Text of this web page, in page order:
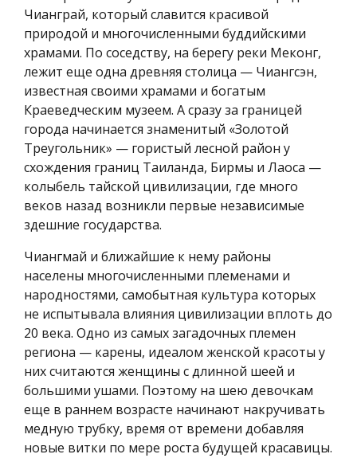
Чианграй, который славится красивой
природой и многочисленными буддийскими
храмами. По соседству, на берегу реки Меконг,
лежит еще одна древняя столица — Чиангсэн,
известная своими храмами и богатым
Краеведческим музеем. А сразу за границей
города начинается знаменитый «Золотой
Треугольник» — гористый лесной район у
схождения границ Таиланда, Бирмы и Лаоса —
колыбель тайской цивилизации, где много
веков назад возникли первые независимые
здешние государства.
Чиангмай и ближайшие к нему районы
населены многочисленными племенами и
народностями, самобытная культура которых
не испытывала влияния цивилизации вплоть до
20 века. Одно из самых загадочных племен
региона — карены, идеалом женской красоты у
них считаются женщины с длинной шеей и
большими ушами. Поэтому на шею девочкам
еще в раннем возрасте начинают накручивать
медную трубку, время от времени добавляя
новые витки по мере роста будущей красавицы.